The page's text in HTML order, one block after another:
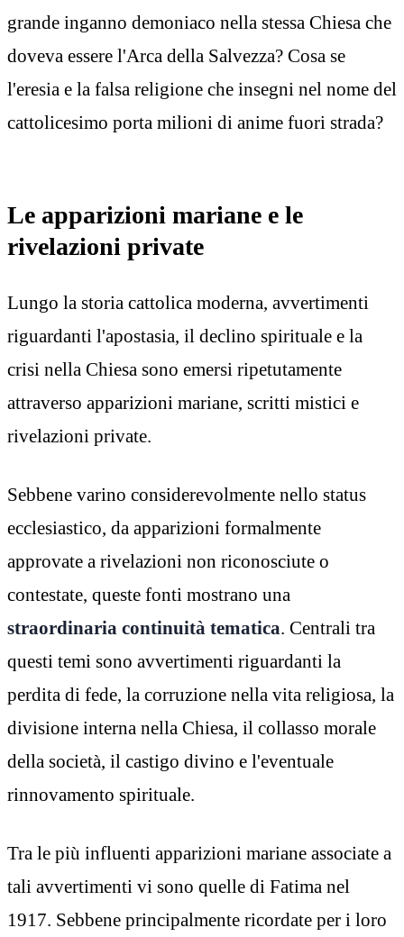
grande inganno demoniaco nella stessa Chiesa che
doveva essere l'Arca della Salvezza? Cosa se
l'eresia e la falsa religione che insegni nel nome del
cattolicesimo porta milioni di anime fuori strada?
Le apparizioni mariane e le
rivelazioni private
Lungo la storia cattolica moderna, avvertimenti
riguardanti l'apostasia, il declino spirituale e la
crisi nella Chiesa sono emersi ripetutamente
attraverso apparizioni mariane, scritti mistici e
rivelazioni private.
Sebbene varino considerevolmente nello status
ecclesiastico, da apparizioni formalmente
approvate a rivelazioni non riconosciute o
contestate, queste fonti mostrano una
straordinaria continuità tematica . Centrali tra
questi temi sono avvertimenti riguardanti la
perdita di fede, la corruzione nella vita religiosa, la
divisione interna nella Chiesa, il collasso morale
della società, il castigo divino e l'eventuale
rinnovamento spirituale.
Tra le più influenti apparizioni mariane associate a
tali avvertimenti vi sono quelle di Fatima nel
1917. Sebbene principalmente ricordate per i loro